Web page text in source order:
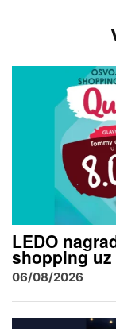
LEDO
shopping uz
06/08/2026